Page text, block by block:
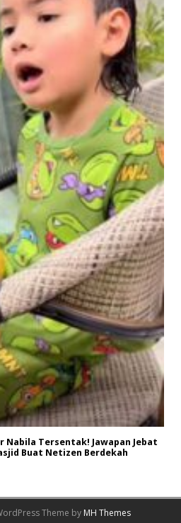
Nabila Tersentak! Jawapan Jebat
Buat Netizen Berdekah
Theme by MH Themes